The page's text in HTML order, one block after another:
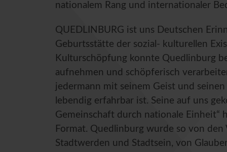
nationalem Rang und internationaler
QUEDLINBURG ist uns Deutschen
Geburtsstätte der sozial- kulturellen
Kulturschöpfung konnte Quedlinburg
aufnehmen und schöpferisch
jedermann mit seinem Geist und
lebendig erfahrbar ist. Seine auf uns
Gemeinschaft durch nationale Einheit“
Format. Quedlinburg wurde so von
Stadtwerden und Stadtsein, von